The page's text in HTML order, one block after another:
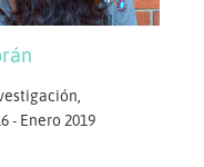
- Enero 2019